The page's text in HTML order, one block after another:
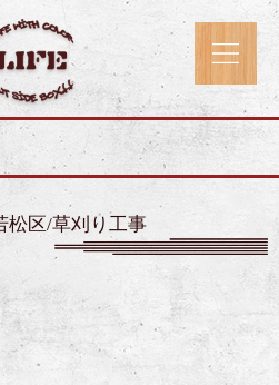
松区/草刈り工事